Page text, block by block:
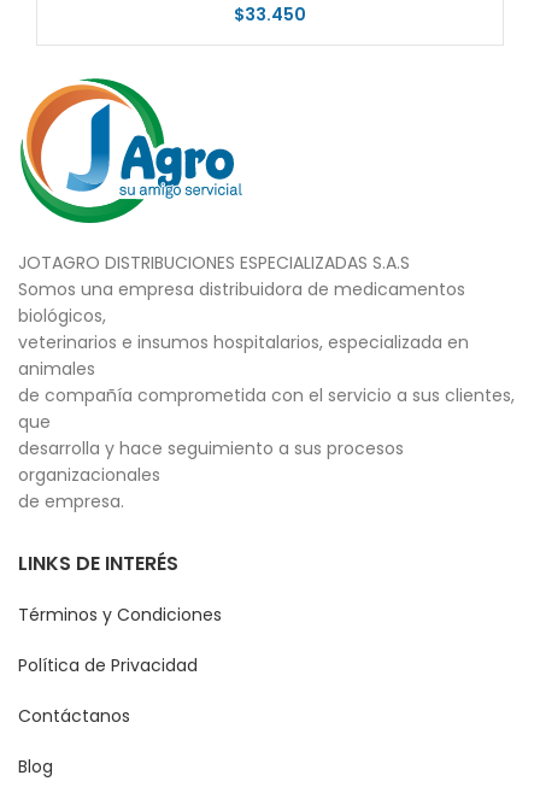
$33.450
JOTAGRO DISTRIBUCIONES ESPECIALIZADAS S.A.S
Somos una empresa distribuidora de medicamentos
biológicos,
veterinarios e insumos hospitalarios, especializada en
animales
de compañía comprometida con el servicio a sus clientes,
que
desarrolla y hace seguimiento a sus procesos
organizacionales
de empresa.
LINKS DE INTERÉS
Términos y Condiciones
Política de Privacidad
Contáctanos
Blog